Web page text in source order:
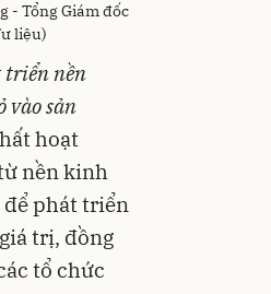
- Tổng Giám đốc
liệu)
triển nền
vào sản
hoạt
nền kinh
để phát triển
trị, đồng
tổ chức